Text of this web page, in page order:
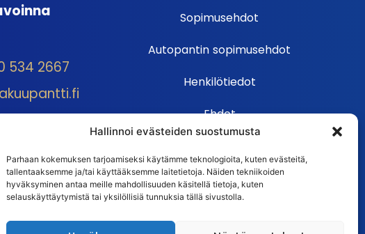
Hallinnoi evästeiden suostumusta
Parhaan kokemuksen tarjoamiseksi käytämme teknologioita, kuten evästeitä,
tallentaaksemme ja/tai käyttääksemme laitetietoja. Näiden tekniikoiden
hyväksyminen antaa meille mahdollisuuden käsitellä tietoja, kuten
selauskäyttäytymistä tai yksilöllisiä tunnuksia tällä sivustolla.
534 2667
Sopimusehdot
Autopantin sopimusehdot
Henkilötiedot
Ehdot
Usein kysytyt kysymykset